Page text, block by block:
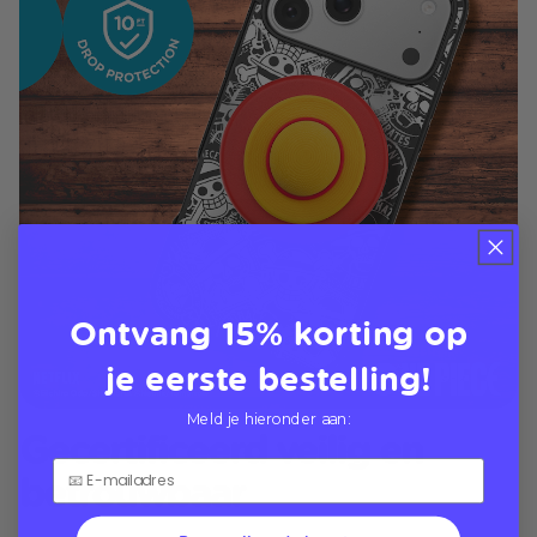
Gecertificeerd veilig en
betrouwbaar
Ontvang 15% korting op
je eerste bestelling!
Meld je hieronder aan: